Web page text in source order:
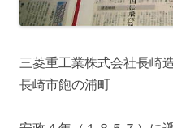
三菱重工業株式会社長
長崎市飽の浦町